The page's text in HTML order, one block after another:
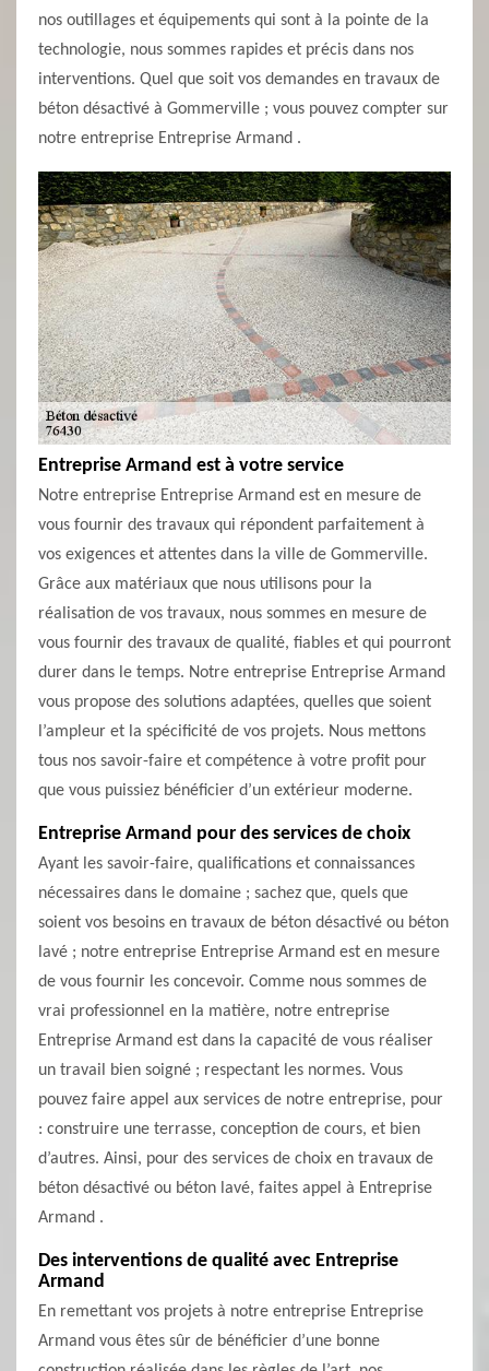
nos outillages et équipements qui sont à la pointe de la
technologie, nous sommes rapides et précis dans nos
interventions. Quel que soit vos demandes en travaux de
béton désactivé à Gommerville ; vous pouvez compter sur
notre entreprise Entreprise Armand .
Entreprise Armand est à votre service
Notre entreprise Entreprise Armand est en mesure de
vous fournir des travaux qui répondent parfaitement à
vos exigences et attentes dans la ville de Gommerville.
Grâce aux matériaux que nous utilisons pour la
réalisation de vos travaux, nous sommes en mesure de
vous fournir des travaux de qualité, fiables et qui pourront
durer dans le temps. Notre entreprise Entreprise Armand
vous propose des solutions adaptées, quelles que soient
l’ampleur et la spécificité de vos projets. Nous mettons
tous nos savoir-faire et compétence à votre profit pour
que vous puissiez bénéficier d’un extérieur moderne.
Entreprise Armand pour des services de choix
Ayant les savoir-faire, qualifications et connaissances
nécessaires dans le domaine ; sachez que, quels que
soient vos besoins en travaux de béton désactivé ou béton
lavé ; notre entreprise Entreprise Armand est en mesure
de vous fournir les concevoir. Comme nous sommes de
vrai professionnel en la matière, notre entreprise
Entreprise Armand est dans la capacité de vous réaliser
un travail bien soigné ; respectant les normes. Vous
pouvez faire appel aux services de notre entreprise, pour
: construire une terrasse, conception de cours, et bien
d’autres. Ainsi, pour des services de choix en travaux de
béton désactivé ou béton lavé, faites appel à Entreprise
Armand .
Des interventions de qualité avec Entreprise
Armand
En remettant vos projets à notre entreprise Entreprise
Armand vous êtes sûr de bénéficier d’une bonne